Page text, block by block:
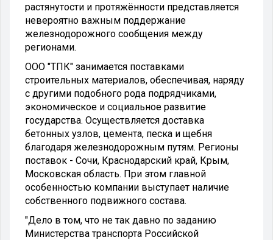
растянутости и протяжённости представляется
невероятно важным поддержание
железнодорожного сообщения между
регионами.
ООО "ТПК" занимается поставками
строительных материалов, обеспечивая, наряду
с другими подобного рода подрядчиками,
экономическое и социальное развитие
государства. Осуществляется доставка
бетонных узлов, цемента, песка и щебня
благодаря железнодорожным путям. Регионы
поставок - Сочи, Краснодарский край, Крым,
Московская область. При этом главной
особенностью компании выступает наличие
собственного подвижного состава.
"Дело в том, что не так давно по заданию
Министерства транспорта Российской